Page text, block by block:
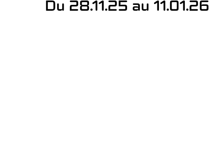
Du 28.11.25 au 11.01.26